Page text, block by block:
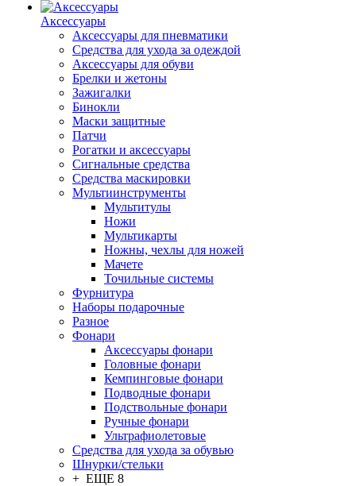
Аксессуары
Аксессуары для пневматики
Средства для ухода за одеждой
Аксессуары для обуви
Брелки и жетоны
Зажигалки
Бинокли
Маски защитные
Патчи
Рогатки и аксессуары
Сигнальные средства
Средства маскировки
Мультиинструменты
Мультитулы
Ножи
Мультикарты
Ножны, чехлы для ножей
Мачете
Точильные системы
Фурнитура
Наборы подарочные
Разное
Фонари
Аксессуары фонари
Головные фонари
Кемпинговые фонари
Подводные фонари
Подствольные фонари
Ручные фонари
Ультрафиолетовые
Средства для ухода за обувью
Шнурки/стельки
+ ЕЩЕ 8